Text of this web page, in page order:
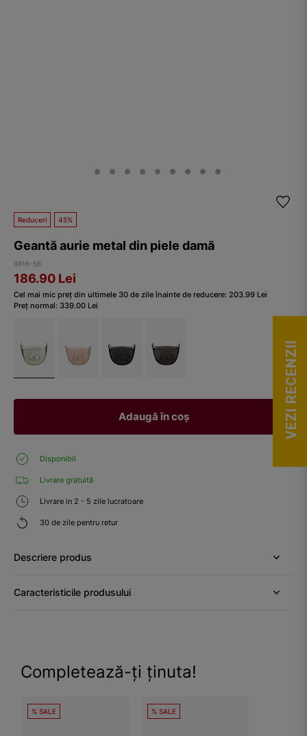
Reduceri 45%
Geantă aurie metal din piele damă
9816-58
186.90 Lei
Cel mai mic preț din ultimele 30 de zile înainte de reducere: 203.99 Lei
Preț normal: 339.00 Lei
Adaugă în coș
Disponibil
Livrare gratuită
Livrare in 2 - 5 zile lucratoare
30 de zile pentru retur
Descriere produs
Caracteristicile produsului
Completează-ți ținuta!
% SALE % SALE
VEZI RECENZII